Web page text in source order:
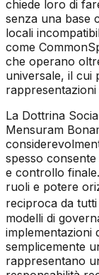
chiede loro di
senza una base
locali
come
che operano
universale, il cui
rappresentazioni
La Dottrina
Mensuram
spesso
e controllo
ruoli e potere
reciproca da
modelli di
implementazioni
semplicemente
rappresentano